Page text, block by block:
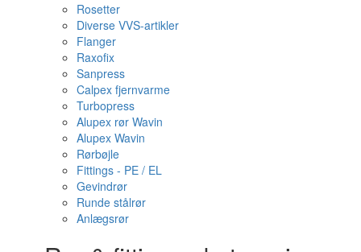
Rosetter
Diverse VVS-artikler
Flanger
Raxofix
Sanpress
Calpex fjernvarme
Turbopress
Alupex rør Wavin
Alupex Wavin
Rørbøjle
Fittings - PE / EL
Gevindrør
Runde stålrør
Anlægsrør